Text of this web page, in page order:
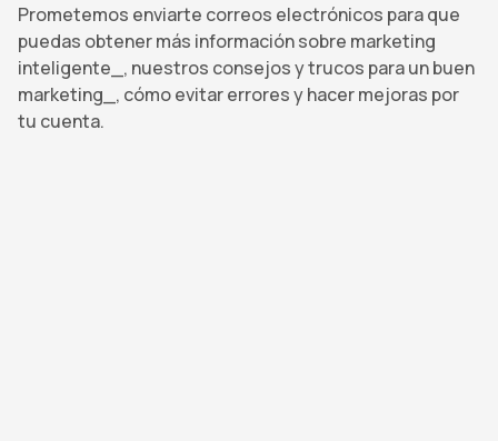
Prometemos enviarte correos electrónicos para que
puedas obtener más información sobre marketing
inteligente_, nuestros consejos y trucos para un buen
marketing_, cómo evitar errores y hacer mejoras por
tu cuenta.